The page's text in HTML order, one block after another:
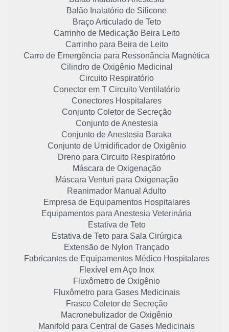
Balão Inalatório de Silicone
Braço Articulado de Teto
Carrinho de Medicação Beira Leito
Carrinho para Beira de Leito
Carro de Emergência para Ressonância Magnética
Cilindro de Oxigênio Medicinal
Circuito Respiratório
Conector em T Circuito Ventilatório
Conectores Hospitalares
Conjunto Coletor de Secreção
Conjunto de Anestesia
Conjunto de Anestesia Baraka
Conjunto de Umidificador de Oxigênio
Dreno para Circuito Respiratório
Máscara de Oxigenação
Máscara Venturi para Oxigenação
Reanimador Manual Adulto
Empresa de Equipamentos Hospitalares
Equipamentos para Anestesia Veterinária
Estativa de Teto
Estativa de Teto para Sala Cirúrgica
Extensão de Nylon Trançado
Fabricantes de Equipamentos Médico Hospitalares
Flexível em Aço Inox
Fluxômetro de Oxigênio
Fluxômetro para Gases Medicinais
Frasco Coletor de Secreção
Macronebulizador de Oxigênio
Manifold para Central de Gases Medicinais